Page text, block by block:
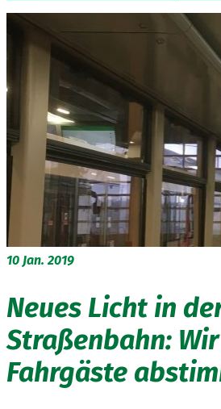
10 Jan. 2019
Neues Licht in
Straßenbahn:
Fahrgäste